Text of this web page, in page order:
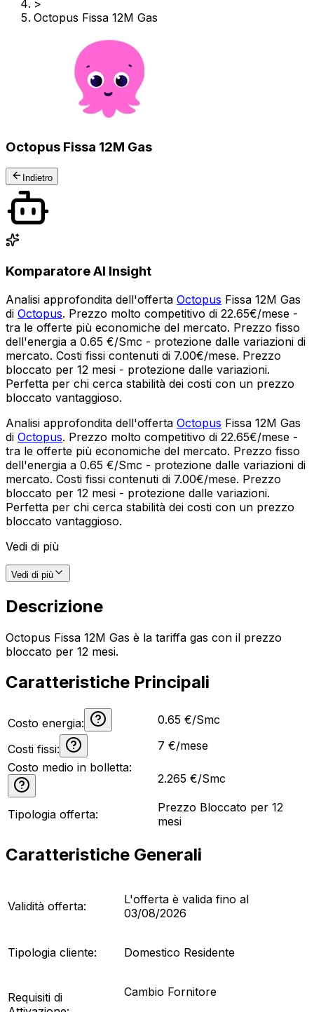
>
Octopus Fissa 12M Gas
Octopus Fissa 12M Gas
Indietro
Komparatore AI Insight
Analisi approfondita dell'offerta Octopus Fissa 12M Gas
di Octopus. Prezzo molto competitivo di 22.65€/mese -
tra le offerte più economiche del mercato. Prezzo fisso
dell'energia a 0.65 €/Smc - protezione dalle variazioni di
mercato. Costi fissi contenuti di 7.00€/mese. Prezzo
bloccato per 12 mesi - protezione dalle variazioni.
Perfetta per chi cerca stabilità dei costi con un prezzo
bloccato vantaggioso.
Analisi approfondita dell'offerta Octopus Fissa 12M Gas
di Octopus. Prezzo molto competitivo di 22.65€/mese -
tra le offerte più economiche del mercato. Prezzo fisso
dell'energia a 0.65 €/Smc - protezione dalle variazioni di
mercato. Costi fissi contenuti di 7.00€/mese. Prezzo
bloccato per 12 mesi - protezione dalle variazioni.
Perfetta per chi cerca stabilità dei costi con un prezzo
bloccato vantaggioso.
Vedi di più
Vedi di più
Descrizione
Octopus Fissa 12M Gas è la tariffa gas con il prezzo
bloccato per 12 mesi.
Caratteristiche Principali
Costo energia: 0.65 €/Smc
Costi fissi: 7 €/mese
Costo medio in bolletta:
2.265 €/Smc
Tipologia offerta:
Prezzo Bloccato per 12
mesi
Caratteristiche Generali
Validità offerta:
L'offerta è valida fino al
03/08/2026
Tipologia cliente: Domestico Residente
Requisiti di
Cambio Fornitore